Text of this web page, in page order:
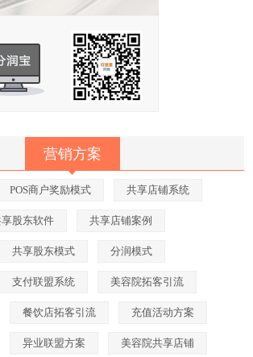
营销方案
POS商户奖励模式 共享店铺系统
股东软件 共享店铺案例
共享股东模式 分润模式
支付联盟系统 美容院拓客引流
餐饮店拓客引流 充值活动方案
异业联盟方案 美容院共享店铺